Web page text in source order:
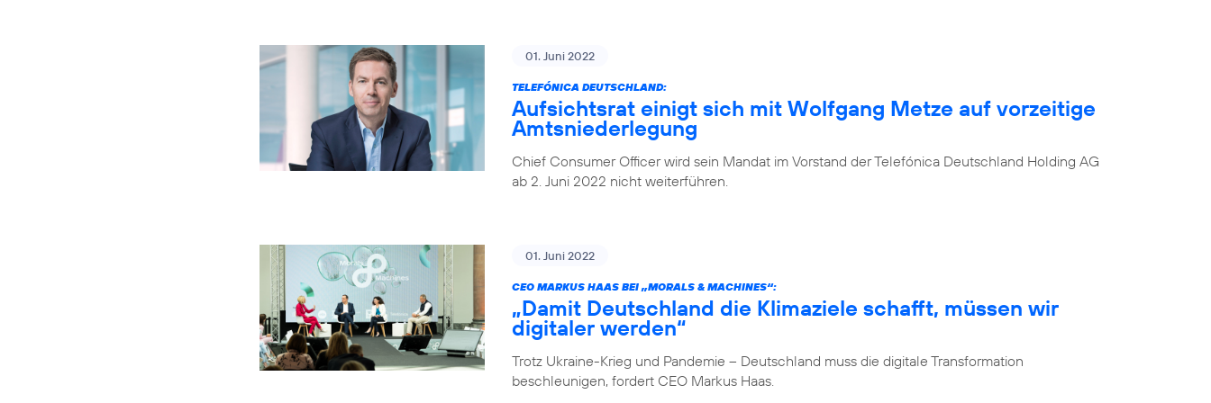
01. Juni 2022
TELEFÓNICA DEUTSCHLAND:
Aufsichtsrat einigt sich mit Wolfgang Metze auf vorzeitige
Amtsniederlegung
Chief Consumer Officer wird sein Mandat im Vorstand der Telefónica Deutschland Holding AG
ab 2. Juni 2022 nicht weiterführen.
01. Juni 2022
CEO MARKUS HAAS BEI „MORALS & MACHINES“:
„Damit Deutschland die Klimaziele schafft, müssen wir
digitaler werden“
Trotz Ukraine-Krieg und Pandemie – Deutschland muss die digitale Transformation
beschleunigen, fordert CEO Markus Haas.